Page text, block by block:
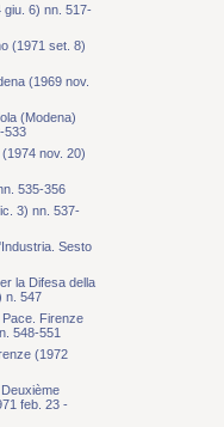
giu. 6) nn. 517-
(1971 set. 8)
(1969 nov.
(Modena)
533
nov. 20)
535-356
3) nn. 537-
Sesto
la Difesa della
n. 547
Pace. Firenze
548-551
(1972
feb. 23 -